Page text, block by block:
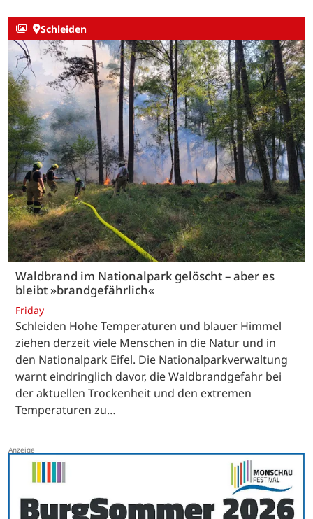
Schleiden
Waldbrand im Nationalpark gelöscht – aber es
bleibt »brandgefährlich«
Friday
Schleiden Hohe Temperaturen und blauer Himmel
ziehen derzeit viele Menschen in die Natur und in
den Nationalpark Eifel. Die Nationalparkverwaltung
warnt eindringlich davor, die Waldbrandgefahr bei
der aktuellen Trockenheit und den extremen
Temperaturen zu…